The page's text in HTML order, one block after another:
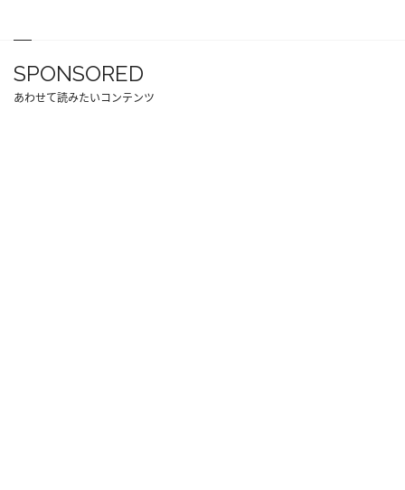
SPONSORED
あわせて読みたいコンテンツ